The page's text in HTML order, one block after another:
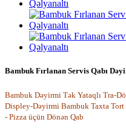
Bambuk Fırlanan Servis Qabı
Bambuk Dəyirmi Tək Yataqlı Tra-
Displey-Dəyirmi Bambuk Taxta
- Pizza üçün Dönən Qab